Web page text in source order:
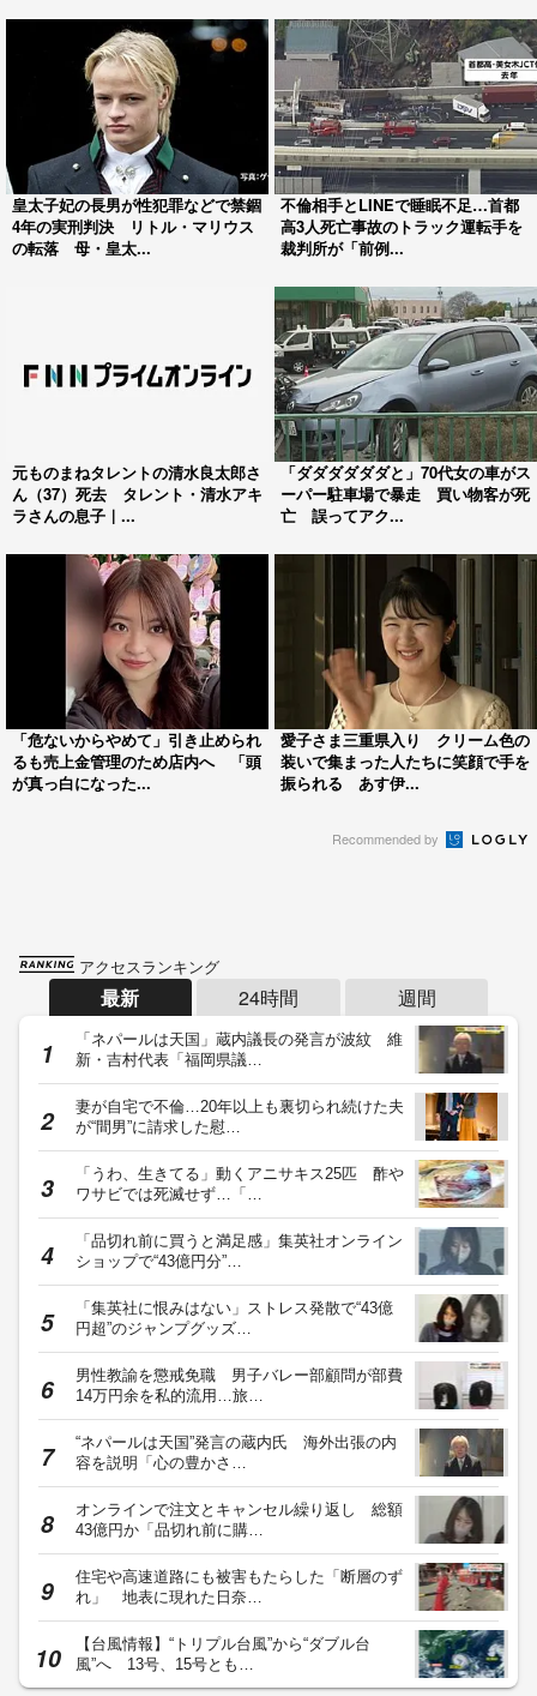
皇太子妃の長男が性犯罪などで禁錮
4年の実刑判決 リトル・マリウス
の転落 母・皇太...
不倫相手とLINEで睡眠不足…首都
高3人死亡事故のトラック運転手を
裁判所が「前例...
元ものまねタレントの清水良太郎さ
ん（37）死去 タレント・清水アキ
ラさんの息子｜...
「ダダダダダダと」70代女の車がス
ーパー駐車場で暴走 買い物客が死
亡 誤ってアク...
「危ないからやめて」引き止められ
るも売上金管理のため店内へ 「頭
が真っ白になった...
愛子さま三重県入り クリーム色の
装いで集まった人たちに笑顔で手を
振られる あす伊...
Recommended by
アクセスランキング
最新 24時間 週間
「ネパールは天国」蔵内議長の発言が波紋 維
新・吉村代表「福岡県議…
妻が自宅で不倫…20年以上も裏切られ続けた夫
が“間男”に請求した慰…
「うわ、生きてる」動くアニサキス25匹 酢や
ワサビでは死滅せず…「…
「品切れ前に買うと満足感」集英社オンライン
ショップで“43億円分”…
「集英社に恨みはない」ストレス発散で“43億
円超”のジャンプグッズ…
男性教諭を懲戒免職 男子バレー部顧問が部費
14万円余を私的流用…旅…
“ネパールは天国”発言の蔵内氏 海外出張の内
容を説明「心の豊かさ…
オンラインで注文とキャンセル繰り返し 総額
43億円か「品切れ前に購…
住宅や高速道路にも被害もたらした「断層のず
れ」 地表に現れた日奈…
【台風情報】“トリプル台風”から“ダブル台
風”へ 13号、15号とも…